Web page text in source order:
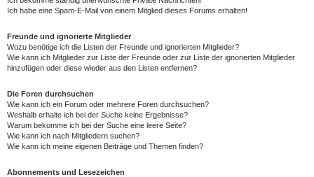
Ich habe eine Spam-E-Mail von einem Mitglied dieses Forums erhalten!
Freunde und ignorierte Mitglieder
Wozu benötige ich die Listen der Freunde und ignorierten Mitglieder?
Wie kann ich Mitglieder zur Liste der Freunde oder zur Liste der ignorierten Mitglieder
hinzufügen oder diese wieder aus den Listen entfernen?
Die Foren durchsuchen
Wie kann ich ein Forum oder mehrere Foren durchsuchen?
Weshalb erhalte ich bei der Suche keine Ergebnisse?
Warum bekomme ich bei der Suche eine leere Seite?
Wie kann ich nach Mitgliedern suchen?
Wie kann ich meine eigenen Beiträge und Themen finden?
Abonnements und Lesezeichen